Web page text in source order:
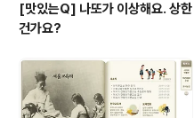
[맛있는Q] 나또가 이상해요. 상한
건가요?